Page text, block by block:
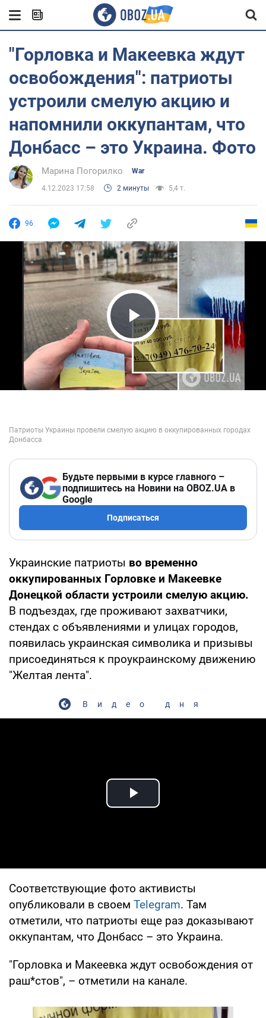
"Горловка и Макеевка ждут
освобождения": патриоты
устроили смелую акцию и
напомнили оккупантам, что
Донбасс – это Украина. Фото
Марина Погорилко War
4.12.2023 17:58 2 минуты 5,4 т.
96
Play Video
Будьте первыми в курсе главного –
подпишитесь на Новини на OBOZ.UA в
Google
Подписаться
Украинские патриоты во временно
оккупированных Горловке и Макеевке
Донецкой области устроили смелую акцию.
В подъездах, где проживают захватчики,
стендах с объявлениями и улицах городов,
появилась украинская символика и призывы
присоединяться к проукраинскому движению
"Желтая лента".
Видео дня
Play Video
Соответствующие фото активисты
опубликовали в своем Telegram. Там
отметили, что патриоты еще раз доказывают
оккупантам, что Донбасс – это Украина.
"Горловка и Макеевка ждут освобождения от
раш*стов", – отметили на канале.